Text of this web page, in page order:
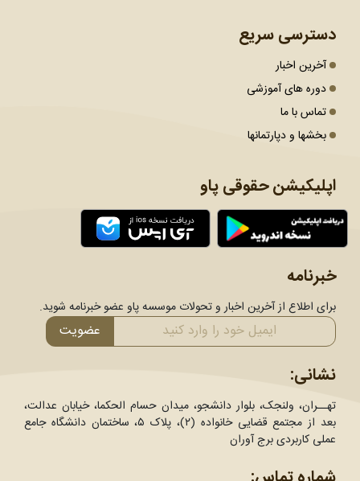
دسترسی سریع
آخرین اخبار
دوره های آموزشی
تماس با ما
بخشها و دپارتمانها
اپلیکیشن حقوقی پاو
خبرنامه
برای اطلاع از آخرین اخبار و تحولات موسسه پاو عضو خبرنامه شوید.
عضویت
نشانی:
تهــران، ولنجک، بلوار دانشجو، میدان حسام الحکما، خیابان عدالت،
بعد از مجتمع قضایی خانواده (۲)، پلاک ۵، ساختمان دانشگاه جامع
عملی کاربردی برج آوران